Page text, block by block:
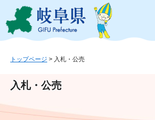
ジ
ュ
文
このページの本文へ
トップページ > 入札・公売
入札・公売